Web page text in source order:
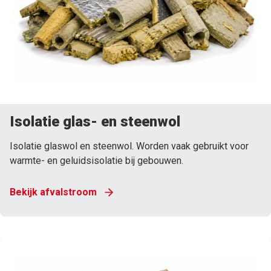
Isolatie glas- en steenwol
Isolatie glaswol en steenwol. Worden vaak gebruikt voor
warmte- en geluidsisolatie bij gebouwen.
Bekijk afvalstroom